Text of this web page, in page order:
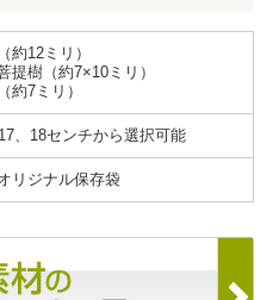
約12ミリ）
提樹（約7×10ミリ）
約7ミリ）
、18センチから選択可能
リジナル保存袋